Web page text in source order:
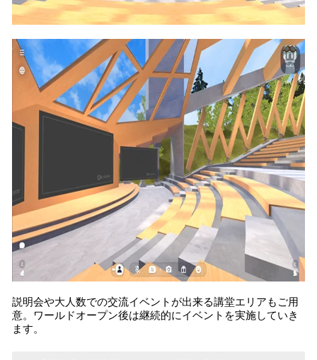
説明会や大人数での交流イベントが出来る講堂エリアもご用
意。ワールドオープン後は継続的にイベントを実施していき
ます。